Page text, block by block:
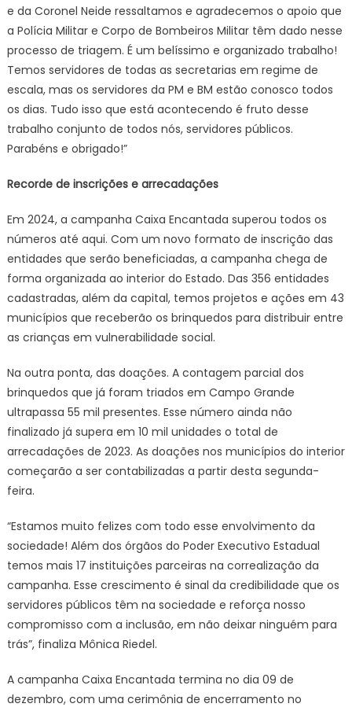
e da Coronel Neide ressaltamos e agradecemos o apoio que
a Polícia Militar e Corpo de Bombeiros Militar têm dado nesse
processo de triagem. É um belíssimo e organizado trabalho!
Temos servidores de todas as secretarias em regime de
escala, mas os servidores da PM e BM estão conosco todos
os dias. Tudo isso que está acontecendo é fruto desse
trabalho conjunto de todos nós, servidores públicos.
Parabéns e obrigado!”
Recorde de inscrições e arrecadações
Em 2024, a campanha Caixa Encantada superou todos os
números até aqui. Com um novo formato de inscrição das
entidades que serão beneficiadas, a campanha chega de
forma organizada ao interior do Estado. Das 356 entidades
cadastradas, além da capital, temos projetos e ações em 43
municípios que receberão os brinquedos para distribuir entre
as crianças em vulnerabilidade social.
Na outra ponta, das doações. A contagem parcial dos
brinquedos que já foram triados em Campo Grande
ultrapassa 55 mil presentes. Esse número ainda não
finalizado já supera em 10 mil unidades o total de
arrecadações de 2023. As doações nos municípios do interior
começarão a ser contabilizadas a partir desta segunda-
feira.
“Estamos muito felizes com todo esse envolvimento da
sociedade! Além dos órgãos do Poder Executivo Estadual
temos mais 17 instituições parceiras na correalização da
campanha. Esse crescimento é sinal da credibilidade que os
servidores públicos têm na sociedade e reforça nosso
compromisso com a inclusão, em não deixar ninguém para
trás”, finaliza Mônica Riedel.
A campanha Caixa Encantada termina no dia 09 de
dezembro, com uma cerimônia de encerramento no